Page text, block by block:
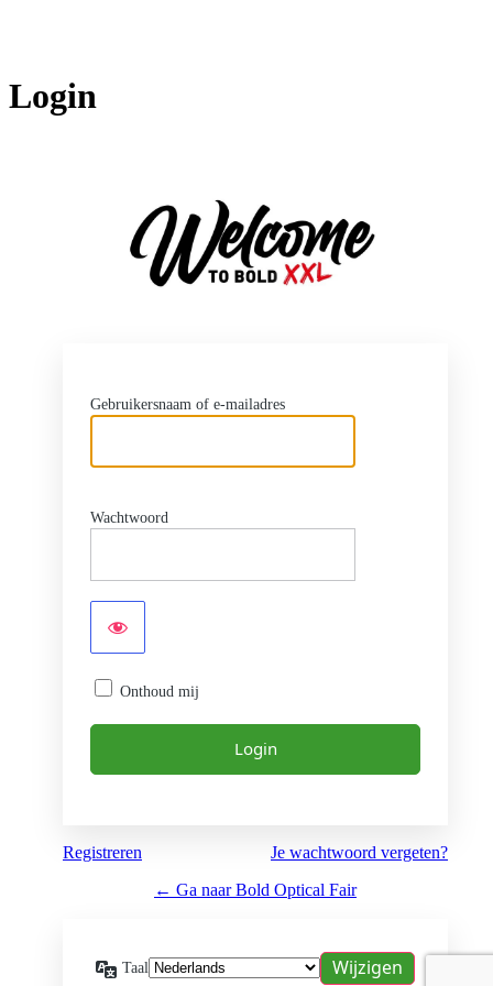
Login
Gebruikersnaam of e-mailadres
Wachtwoord
Onthoud mij
Registreren
Je wachtwoord vergeten?
← Ga naar Bold Optical Fair
Taal